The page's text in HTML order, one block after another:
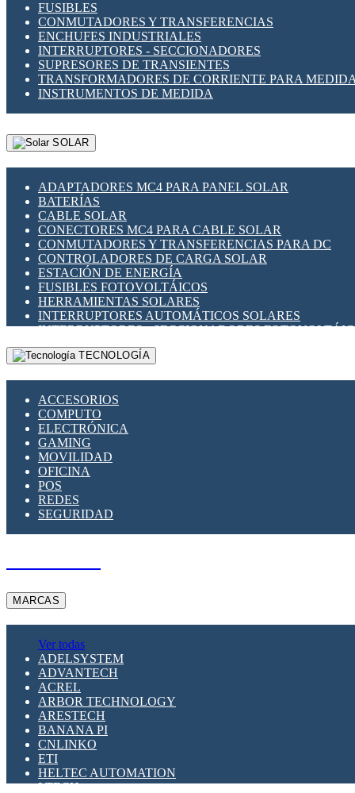
FUSIBLES
CONMUTADORES Y TRANSFERENCIAS
ENCHUFES INDUSTRIALES
INTERRUPTORES - SECCIONADORES
SUPRESORES DE TRANSIENTES
TRANSFORMADORES DE CORRIENTE PARA
INSTRUMENTOS DE MEDIDA
SOLAR
ADAPTADORES MC4 PARA PANEL SOLAR
BATERÍAS
CABLE SOLAR
CONECTORES MC4 PARA CABLE SOLAR
CONMUTADORES Y TRANSFERENCIAS PARA DC
CONTROLADORES DE CARGA SOLAR
ESTACIÓN DE ENERGÍA
FUSIBLES FOTOVOLTÁICOS
HERRAMIENTAS SOLARES
INTERRUPTORES AUTOMÁTICOS SOLARES
INTERRUPTORES - SECCIONADORES
MONTAJE PANEL SOLAR
PORTA FUSIBLES Y SECCIONADORES
TECNOLOGÍA
ACCESORIOS
COMPUTO
ELECTRÓNICA
GAMING
MOVILIDAD
OFICINA
POS
REDES
SEGURIDAD
MARCAS
Ver todas
ADELSYSTEM
ADVANTECH
ACREL
ARBOR TECHNOLOGY
ARESTECH
BANANA PI
CNLINKO
ETI
HELTEC AUTOMATION
LTECH